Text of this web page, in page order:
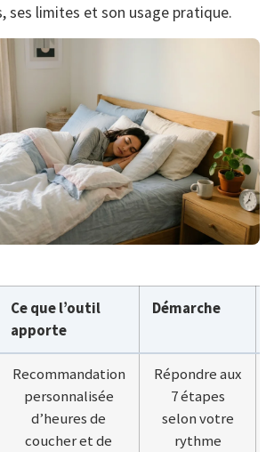
ses limites et son usage pratique.
Ce que l’outil
apporte
Démarche
Recommandation
personnalisée
d’heures de
coucher et de
Répondre aux
7 étapes
selon votre
rythme